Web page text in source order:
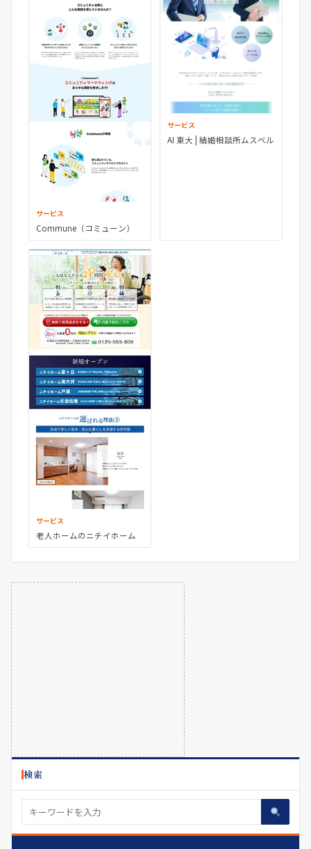
サービス
Commune（コミューン）
サービス
AI 東大 | 結婚相談所ムスベル
サービス
老人ホームのニチイホーム
検索